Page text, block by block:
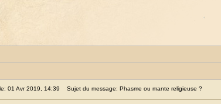
01 Avr 2019, 14:39 Sujet du message: Phasme ou mante religieuse ?